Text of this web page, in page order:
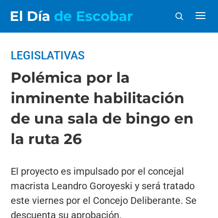
El Día de Escobar
LEGISLATIVAS
Polémica por la
inminente habilitación
de una sala de bingo en
la ruta 26
El proyecto es impulsado por el concejal
macrista Leandro Goroyeski y será tratado
este viernes por el Concejo Deliberante. Se
descuenta su aprobación.